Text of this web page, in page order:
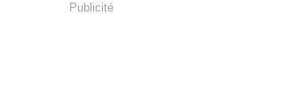
Publicité